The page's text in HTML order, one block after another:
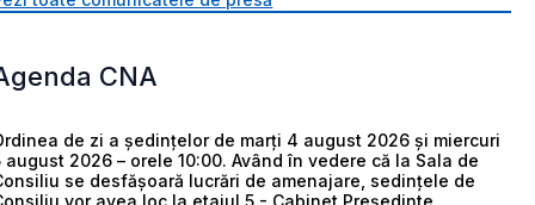
CNA
de zi a ședințelor de marți 4 august 2026 și miercuri
august 2026 – orele 10:00. Având în vedere că la Sala de
se desfășoară lucrări de amenajare, sedințele de
vor avea loc la etajul 5 - Cabinet Președinte.